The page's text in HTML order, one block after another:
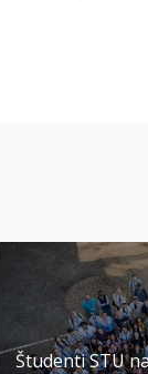
Študenti STU